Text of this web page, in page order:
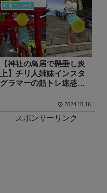
時事ニュース
【神社の鳥居で懸垂し炎
上】チリ人姉妹インスタ
グラマーの筋トレ迷惑動
2024.10.16
スポンサーリンク